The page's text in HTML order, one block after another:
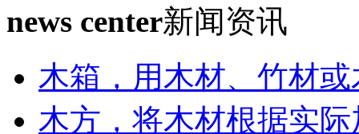
news center新闻资讯
木箱，用木材、竹材
木方，将木材根据实